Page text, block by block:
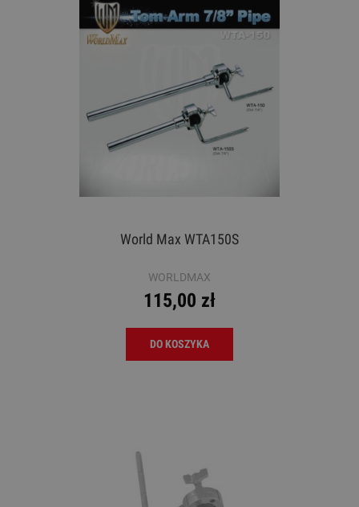
World Max WTA150S
WORLDMAX
115,00 zł
DO KOSZYKA